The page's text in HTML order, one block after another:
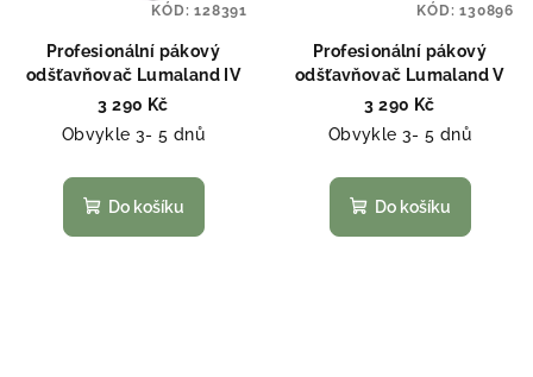
Profesionální pákový
odšťavňovač Lumaland IV
3 290 Kč
Obvykle 3- 5 dnů
Do košíku
KÓD:128391
Profesionální pákový
odšťavňovač Lumaland V
3 290 Kč
Obvykle 3- 5 dnů
Do košíku
KÓD:130896